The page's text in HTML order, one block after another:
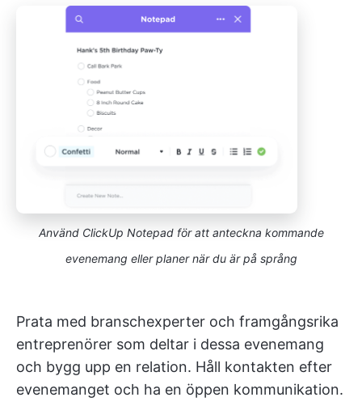
Använd ClickUp Notepad för att anteckna kommande
evenemang eller planer när du är på språng
Prata med branschexperter och framgångsrika
entreprenörer som deltar i dessa evenemang
och bygg upp en relation. Håll kontakten efter
evenemanget och ha en öppen kommunikation.